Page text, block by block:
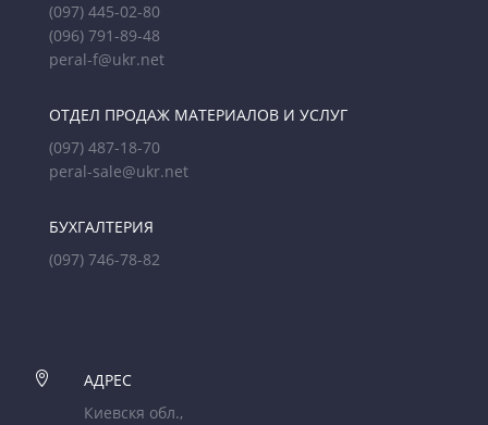
(097) 445-02-80
(096) 791-89-48
peral-f@ukr.net
ОТДЕЛ ПРОДАЖ МАТЕРИАЛОВ И УСЛУГ
(097) 487-18-70
peral-sale@ukr.net
БУХГАЛТЕРИЯ
(097) 746-78-82

АДРЕС
Киевскя обл.,